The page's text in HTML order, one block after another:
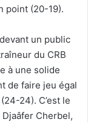
point (20-19).
un public
du CRB
à une solide
de faire jeu égal
24). C’est le
Djaâfer Cherbel,